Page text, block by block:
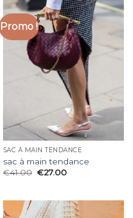
Promo !
SAC À MAIN TENDANCE
sac à main tendance
€41.00 €27.00